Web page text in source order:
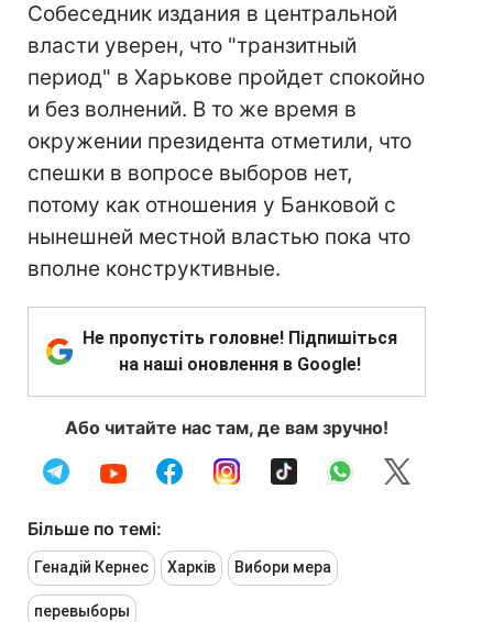
Собеседник издания в центральной
власти уверен, что "транзитный
период" в Харькове пройдет спокойно
и без волнений. В то же время в
окружении президента отметили, что
спешки в вопросе выборов нет,
потому как отношения у Банковой с
нынешней местной властью пока что
вполне конструктивные.
Не пропустіть головне! Підпишіться
на наші оновлення в Google!
Або читайте нас там, де вам зручно!
Більше по темі:
Генадій Кернес Харків Вибори мера
перевыборы